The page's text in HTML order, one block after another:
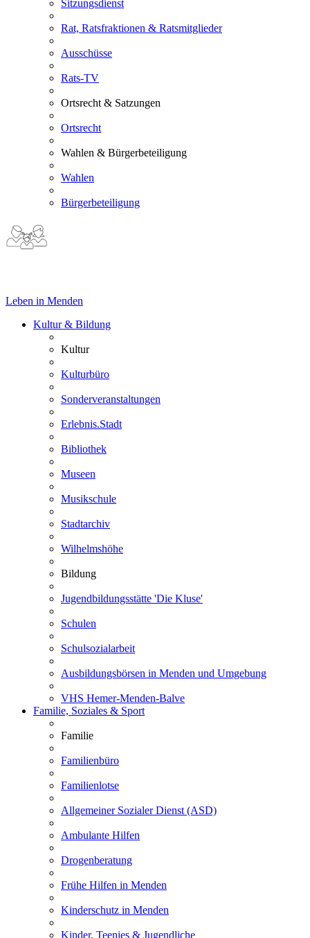
Sitzungsdienst
Rat, Ratsfraktionen & Ratsmitglieder
Ausschüsse
Rats-TV
Ortsrecht & Satzungen
Ortsrecht
Wahlen & Bürgerbeteiligung
Wahlen
Bürgerbeteiligung
Leben in Menden
Kultur & Bildung
Kultur
Kulturbüro
Sonderveranstaltungen
Erlebnis.Stadt
Bibliothek
Museen
Musikschule
Stadtarchiv
Wilhelmshöhe
Bildung
Jugendbildungsstätte 'Die Kluse'
Schulen
Schulsozialarbeit
Ausbildungsbörsen in Menden und Umgebung
VHS Hemer-Menden-Balve
Familie, Soziales & Sport
Familie
Familienbüro
Familienlotse
Allgemeiner Sozialer Dienst (ASD)
Ambulante Hilfen
Drogenberatung
Frühe Hilfen in Menden
Kinderschutz in Menden
Kinder, Teenies & Jugendliche